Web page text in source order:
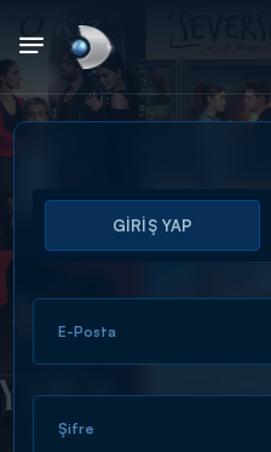
Arama
ARAMA SONUÇLARI
GİRİŞ YAP
E-Posta
Şifre